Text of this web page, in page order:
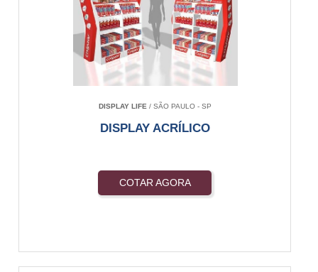
DISPLAY LIFE / SÃO PAULO - SP
DISPLAY ACRÍLICO
COTAR AGORA